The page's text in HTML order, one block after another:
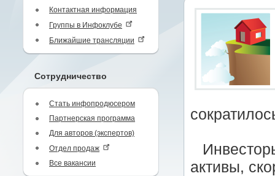
Контактная информация
Группы в Инфоклубе
Ближайшие трансляции
Сотрудничество
Стать инфопродюсером
Партнерская программа
Для авторов (экспертов)
Отдел продаж
Все вакансии
активы,